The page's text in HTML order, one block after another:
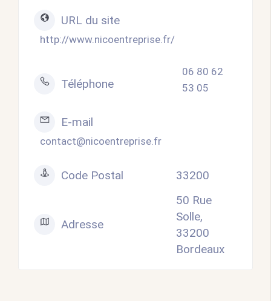
URL du site
http://www.nicoentreprise.fr/
Téléphone
06 80 62
53 05
E-mail
contact@nicoentreprise.fr
Code Postal 33200
Adresse
50 Rue
Solle,
33200
Bordeaux